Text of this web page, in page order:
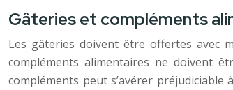
Gâteries et compléments
Les gâteries doivent être offertes avec
compléments alimentaires ne doivent
compléments peut s’avérer